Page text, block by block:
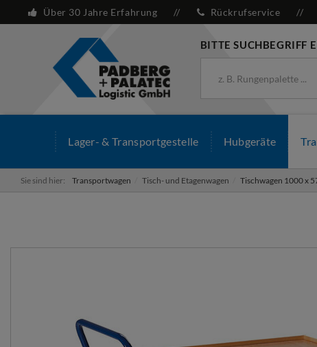
Über 30 Jahre Erfahrung Rückrufservice
BITTE SUCHBEGRIFF
Lager- & Transportgestelle Hubgeräte
Sie sind hier: Transportwagen Tisch- und Etagenwagen Tischwagen 1000 x